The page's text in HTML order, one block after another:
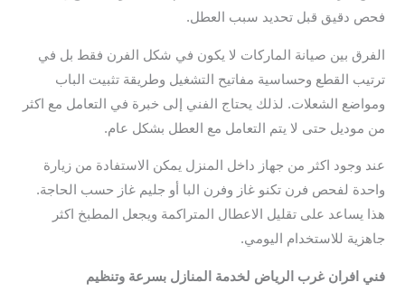
فحص دقيق قبل تحديد سبب العطل.
الفرق بين صيانة الماركات لا يكون في شكل الفرن فقط بل في
ترتيب القطع وحساسية مفاتيح التشغيل وطريقة تثبيت الباب
ومواضع الشعلات. لذلك يحتاج الفني إلى خبرة في التعامل مع اكثر
من موديل حتى لا يتم التعامل مع العطل بشكل عام.
عند وجود اكثر من جهاز داخل المنزل يمكن الاستفادة من زيارة
واحدة لفحص فرن تكنو غاز وفرن البا أو جليم غاز حسب الحاجة.
هذا يساعد على تقليل الاعطال المتراكمة ويجعل المطبخ اكثر
جاهزية للاستخدام اليومي.
فني افران غرب الرياض لخدمة المنازل بسرعة وتنظيم